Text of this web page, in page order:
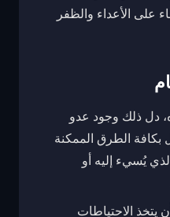
على الأعداء والظفر
دل ذلك وجود عدو
بكافة الطرق الممكنة
يُسيء إليه أو
يتخذ الاحتياطات